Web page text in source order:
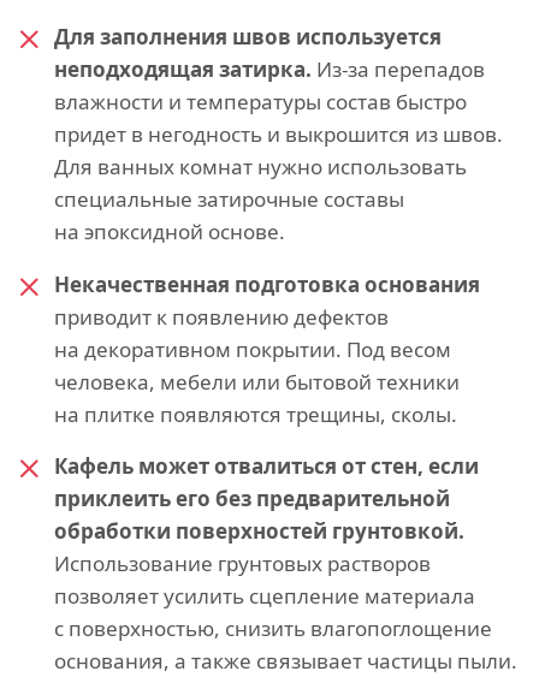
Для заполнения швов используется
неподходящая затирка. Из-за перепадов
влажности и температуры состав быстро
придет в негодность и выкрошится из швов.
Для ванных комнат нужно использовать
специальные затирочные составы
на эпоксидной основе.
Некачественная подготовка основания
приводит к появлению дефектов
на декоративном покрытии. Под весом
человека, мебели или бытовой техники
на плитке появляются трещины, сколы.
Кафель может отвалиться от стен, если
приклеить его без предварительной
обработки поверхностей грунтовкой.
Использование грунтовых растворов
позволяет усилить сцепление материала
с поверхностью, снизить влагопоглощение
основания, а также связывает частицы пыли.